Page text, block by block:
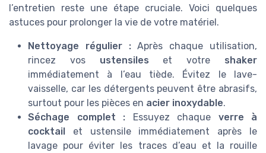
l’entretien reste une étape cruciale. Voici quelques
astuces pour prolonger la vie de votre matériel.
Nettoyage régulier :Après chaque utilisation,
rincez vos ustensiles et votre shaker
immédiatement à l’eau tiède. Évitez le lave-
vaisselle, car les détergents peuvent être abrasifs,
surtout pour les pièces en acier inoxydable.
Séchage complet : Essuyez chaque verre à
cocktail et ustensile immédiatement après le
lavage pour éviter les traces d’eau et la rouille